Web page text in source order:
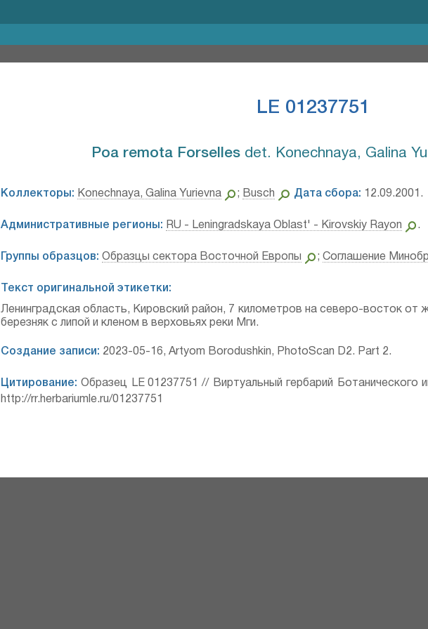
LE 01237751
Poa remota Forselles⁣ det. Konechnaya, Galina
Коллекторы: Konechnaya, Galina Yurievna ; Busch Дата сбора: 12.09.2001.
Административные регионы: RU - Leningradskaya Oblast' - Kirovskiy Rayon .
Группы образцов: Образцы сектора Восточной Европы ;Соглашение
Текст оригинальной этикетки:
Ленинградская область, Кировский район, 7 километров на северо-восток
березняк с липой и кленом в верховьях реки Мги.
Создание записи: 2023-05-16, Artyom Borodushkin, PhotoScan D2. Part 2.
Цитирование: Образец LE 01237751 // Виртуальный гербарий
http://rr.herbariumle.ru/01237751